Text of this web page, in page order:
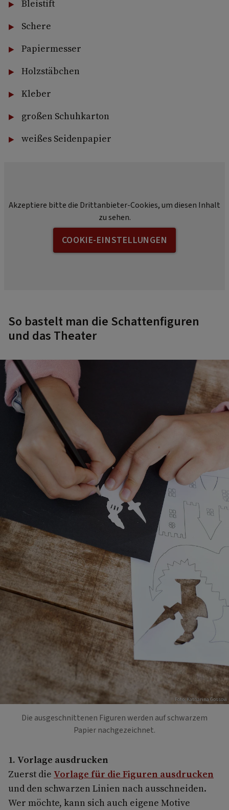
Bleistift
Schere
Papiermesser
Holzstäbchen
Kleber
großen Schuhkarton
weißes Seidenpapier
Akzeptiere bitte die Drittanbieter-Cookies, um diesen Inhalt
zu sehen.
COOKIE-EINSTELLUNGEN
So bastelt man die Schattenfiguren
und das Theater
Foto: Katharina Gossow
Die ausgeschnittenen Figuren werden auf schwarzem
Papier nachgezeichnet.
1. Vorlage ausdrucken
Zuerst die Vorlage für die Figuren ausdrucken
und den schwarzen Linien nach ausschneiden.
Wer möchte, kann sich auch eigene Motive